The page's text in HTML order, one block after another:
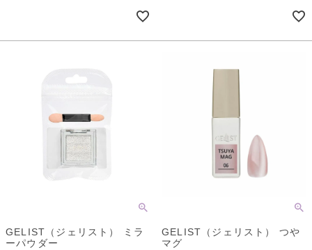
GELIST（ジェリスト） ミラ
ーパウダー
GELIST（ジェリスト） つや
マグ